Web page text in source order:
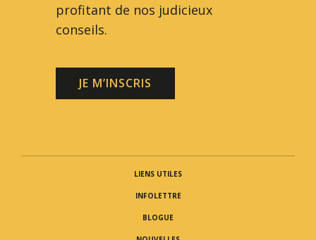
profitant de nos judicieux
conseils.
JE M’INSCRIS
LIENS UTILES
INFOLETTRE
BLOGUE